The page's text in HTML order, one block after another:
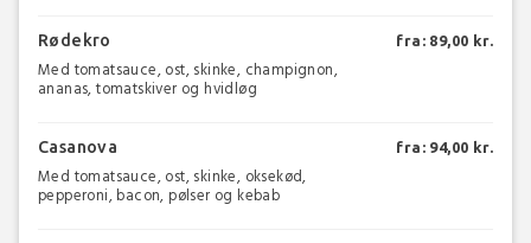
Rødekro
Med tomatsauce, ost, skinke, champignon,
ananas, tomatskiver og hvidløg
fra: 89,00 kr.
Casanova
Med tomatsauce, ost, skinke, oksekød,
pepperoni, bacon, pølser og kebab
fra: 94,00 kr.